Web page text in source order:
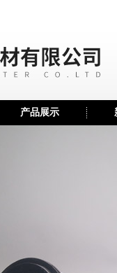
产品展示